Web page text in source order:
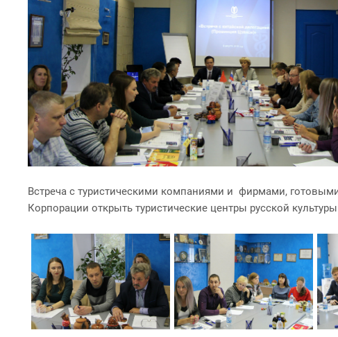
Встреча с туристическими компаниями и фирмами,
Корпорации открыть туристические центры русской